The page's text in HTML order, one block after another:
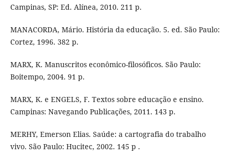
Campinas, SP: Ed. Alínea, 2010. 211 p.
MANACORDA, Mário. História da educação. 5. ed. São Paulo:
Cortez, 1996. 382 p.
MARX, K. Manuscritos econômico-filosóficos. São Paulo:
Boitempo, 2004. 91 p.
MARX, K. e ENGELS, F. Textos sobre educação e ensino.
Campinas: Navegando Publicações, 2011. 143 p.
MERHY, Emerson Elias. Saúde: a cartografia do trabalho
vivo. São Paulo: Hucitec, 2002. 145 p .